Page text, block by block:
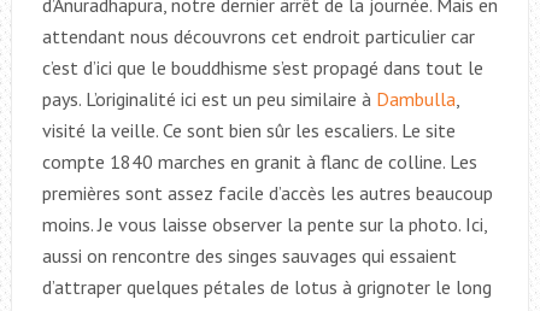
d’Anuradhapura, notre dernier arrêt de la journée. Mais en
attendant nous découvrons cet endroit particulier car
c’est d’ici que le bouddhisme s’est propagé dans tout le
pays. L’originalité ici est un peu similaire à Dambulla,
visité la veille. Ce sont bien sûr les escaliers. Le site
compte 1840 marches en granit à flanc de colline. Les
premières sont assez facile d’accès les autres beaucoup
moins. Je vous laisse observer la pente sur la photo. Ici,
aussi on rencontre des singes sauvages qui essaient
d’attraper quelques pétales de lotus à grignoter le long